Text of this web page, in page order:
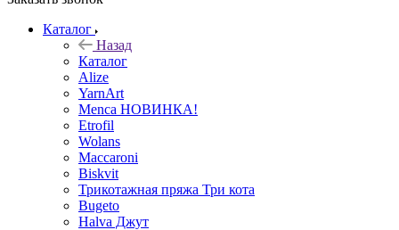
Каталог
Назад
Каталог
Alize
YarnArt
Menca НОВИНКА!
Etrofil
Wolans
Maccaroni
Biskvit
Трикотажная пряжа Три кота
Bugeto
Halva Джут